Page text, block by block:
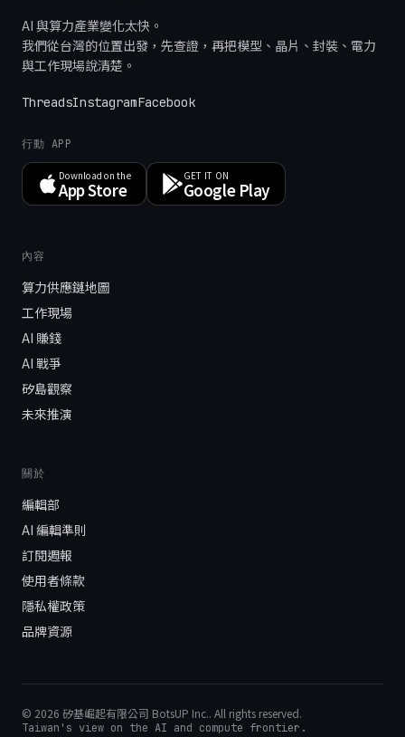
AI 與算力產業變化太快。
我們從台灣的位置出發，先查證，再把模型、晶片、封裝、電力
與工作現場說清楚。
ThreadsInstagramFacebook
行動 APP
Download on the
App Store
GET IT ON
Google Play
內容
算力供應鏈地圖
工作現場
AI 賺錢
AI 戰爭
矽島觀察
未來推演
關於
編輯部
AI 編輯準則
訂閱週報
使用者條款
隱私權政策
品牌資源
© 2026 矽基崛起有限公司 BotsUP Inc.. All rights reserved.
Taiwan's view on the AI and compute frontier.